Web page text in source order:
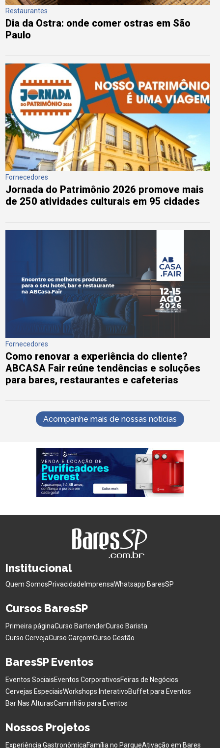
Restaurantes
Dia da Ostra: onde comer ostras em São
Paulo
Fornecedores
Jornada do Patrimônio 2026 promove mais
de 250 atividades culturais em 95 cidades
Fornecedores
Como renovar a experiência do cliente?
ABCASA Fair reúne tendências e soluções
para bares, restaurantes e cafeterias
Acompanhe mais de nossas notícias
Institucional
Quem SomosPrivacidade ImprensaWhatsapp BaresSP
Cursos BaresSP
Primeira páginaCurso BartenderCurso Barista
Curso CervejaCurso GarçomCurso Gestão
BaresSP Eventos
Eventos SociaisEventos CorporativosFeiras de Negócios
Cervejas EspeciaisWorkshops InterativoBuffet para Eventos
Bar Nas AlturasCaminhão para Eventos
Nossos Projetos
Experiência GastronômicaFamília no ParqueAtivação em Bares